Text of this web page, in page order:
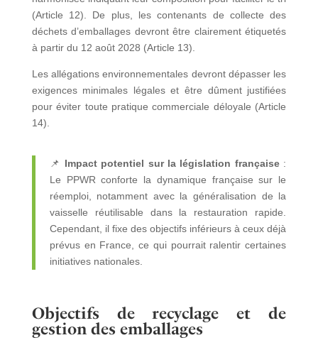
(Article 12). De plus, les contenants de collecte des
déchets d’emballages devront être clairement étiquetés
à partir du 12 août 2028 (Article 13).
Les allégations environnementales devront dépasser les
exigences minimales légales et être dûment justifiées
pour éviter toute pratique commerciale déloyale (Article
14).
📌 Impact potentiel sur la législation française:
Le PPWR conforte la dynamique française sur le
réemploi, notamment avec la généralisation de la
vaisselle réutilisable dans la restauration rapide.
Cependant, il fixe des objectifs inférieurs à ceux déjà
prévus en France, ce qui pourrait ralentir certaines
initiatives nationales.
Objectifs de recyclage et de
gestion des emballages